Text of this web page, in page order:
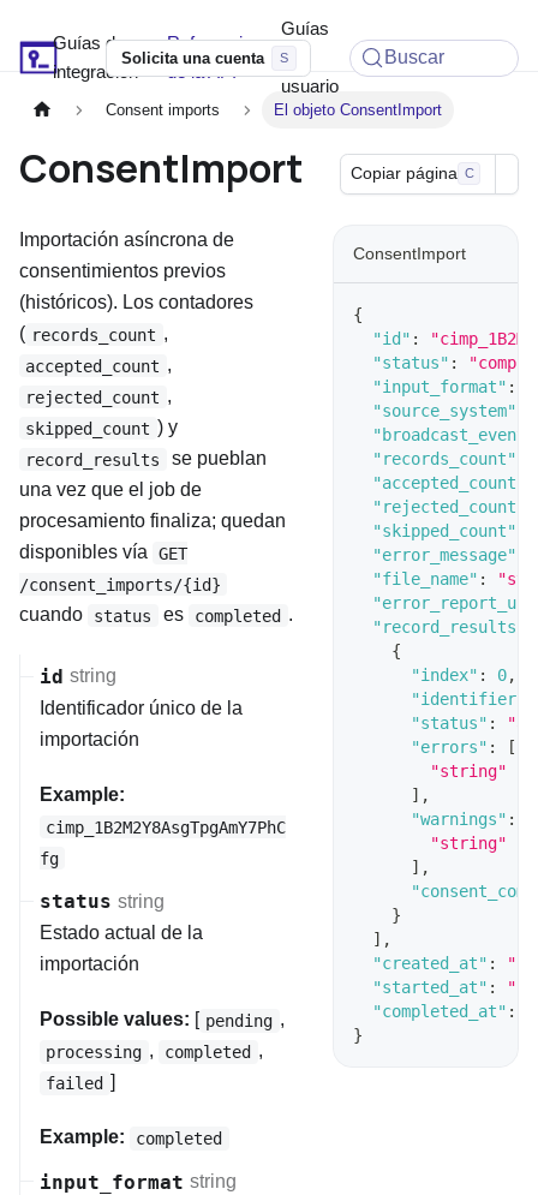
Soyio Docs
Guías de
integración
Referencia
de la API
Guías
de
usuario
Solicita una cuenta Buscar
Consent imports El objeto ConsentImport
ConsentImport Copiar página C
Importación asíncrona de
consentimientos previos
(históricos). Los contadores
( records_count ,
accepted_count ,
rejected_count ,
skipped_count ) y
record_results
se pueblan
una vez que el job de
procesamiento finaliza; quedan
disponibles vía
GET
/consent_imports/{id}
cuando status es completed .
id string
Identificador único de la
importación
Example:
cimp_1B2M2Y8AsgTpgAmY7PhC
fg
status string
Estado actual de la
importación
Possible values: [ pending ,
processing , completed ,
failed ]
Example: completed
input_format string
ConsentImport
{
"id" :
"status" :
"input_format" :
"source_system"
"records_count"
"accepted_count"
"rejected_count"
"skipped_count"
"error_message"
"file_name" :
"record_results"
{
"index" : 0,
"identifier"
"status" :
"errors" :
[
"string"
] ,
"warnings" :
"string"
] ,
}
] ,
"created_at" :
"started_at" :
"completed_at" :
}